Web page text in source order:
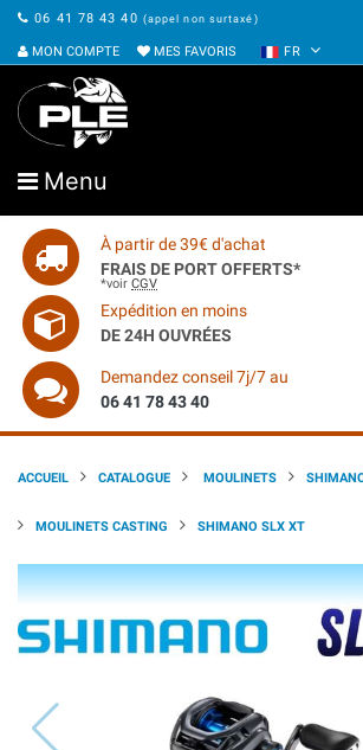
06 41 78 43 40 (appel non surtaxé)
MON COMPTE MES FAVORIS FR
Menu
À partir de 39€ d'achat
FRAIS DE PORT OFFERTS*
*voir CGV
Expédition en moins
DE 24H OUVRÉES
Demandez conseil 7j/7 au
06 41 78 43 40
ACCUEIL CATALOGUE MOULINETS
MOULINETS CASTING SHIMANO SLX XT